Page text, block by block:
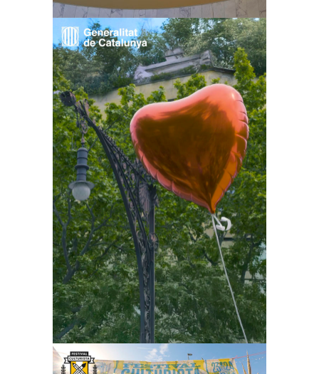
Generalitat de
Catalunya – Vídeo
notícies 2022
Rodatges